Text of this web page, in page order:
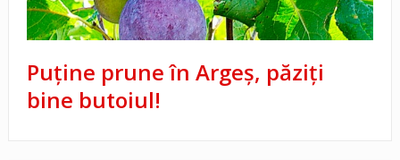
Puține prune în Argeș, păziți
bine butoiul!